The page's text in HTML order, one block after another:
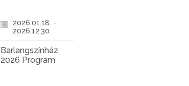
2026.01.18. -
2026.12.30.
Barlangszínház
2026 Program